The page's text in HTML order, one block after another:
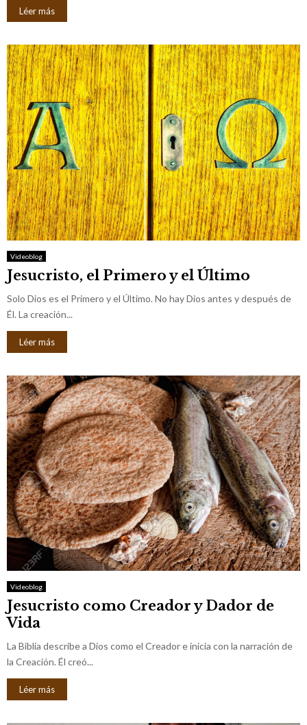
Léer más
Videoblog
Jesucristo, el Primero y el Último
Solo Dios es el Primero y el Último. No hay Dios antes y después de
Él. La creación...
Léer más
Videoblog
Jesucristo como Creador y Dador de
Vida
La Biblia describe a Dios como el Creador e inicia con la narración de
la Creación. Él creó...
Léer más